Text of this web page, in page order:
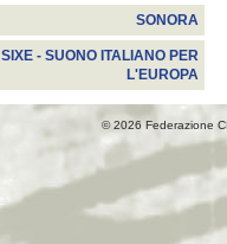
SONORA
SIXE - SUONO ITALIANO PER
L'EUROPA
© 2026 Federazione